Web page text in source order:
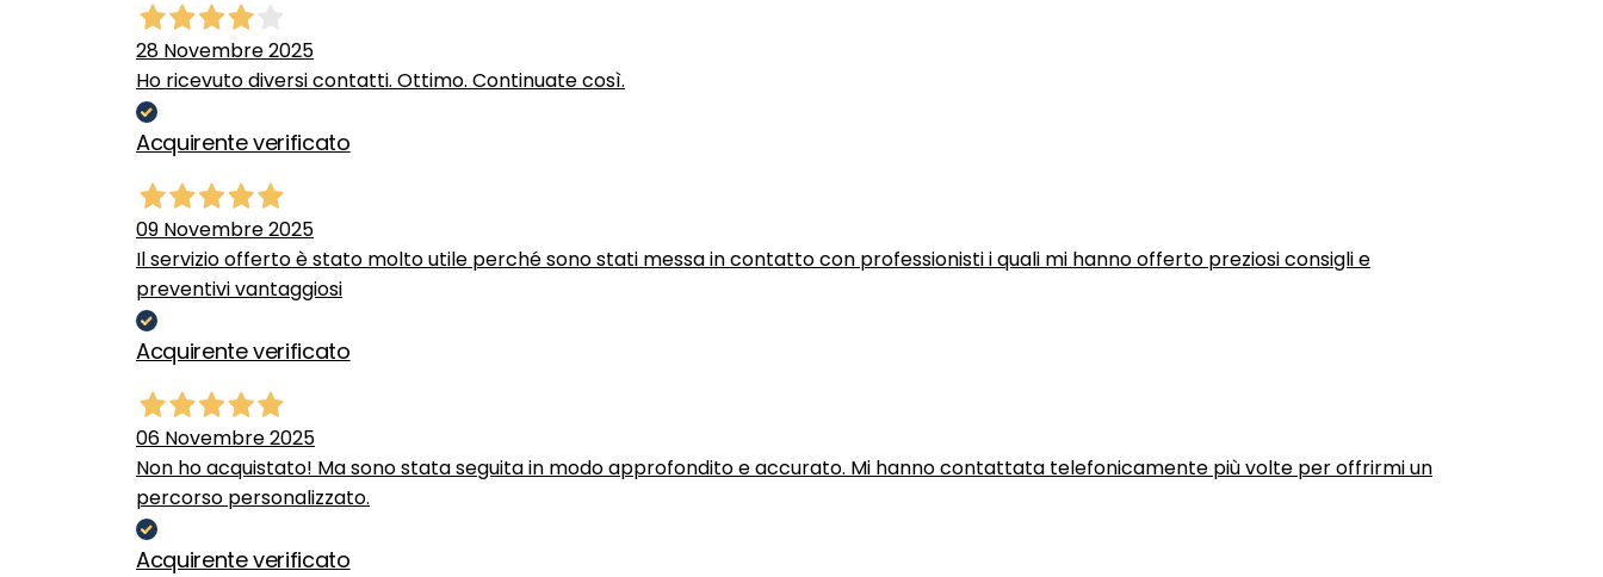
28 Novembre 2025
Ho ricevuto diversi contatti. Ottimo. Continuate così.
Acquirente verificato
09 Novembre 2025
Il servizio offerto è stato molto utile perché sono stati messa in contatto con professionisti i quali mi hanno offerto preziosi consigli e
preventivi vantaggiosi
Acquirente verificato
06 Novembre 2025
Non ho acquistato! Ma sono stata seguita in modo approfondito e accurato. Mi hanno contattata telefonicamente più volte per offrirmi un
percorso personalizzato.
Acquirente verificato